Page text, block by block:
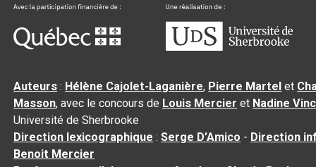
Auteurs : Hélène Cajolet-Laganière, Pierre Martel et
Masson, avec le concours de Louis Mercier et Nadine
Université de Sherbrooke
Direction lexicographique :Serge D’Amico - Direction
Benoit Mercier